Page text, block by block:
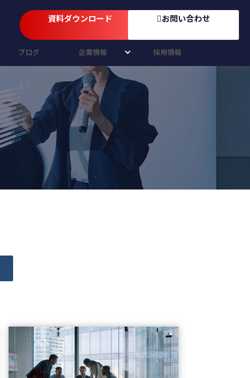
資料ダウンロード お問い合わせ
ブログ 企業情報 採用情報